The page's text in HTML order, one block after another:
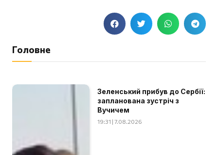
Головне
Зеленський прибув до Сербії:
запланована зустріч з
Вучичем
19:31 | 7.08.2026